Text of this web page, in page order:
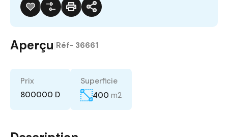
Aperçu Réf- 36661
Prix
800000 D
Superficie
400 m2